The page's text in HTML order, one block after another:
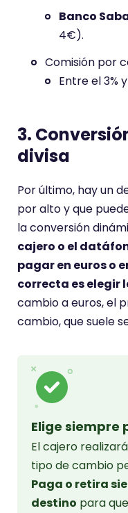
Banco
4€).
Comisión por
Entre el 3%
3.
divisa
Por último, hay un
por alto y que
la conversión
cajero o el
pagar en euros o
correcta es elegir
cambio a euros, el
cambio, que suele
Elige siempre
El cajero
tipo de cambio
Paga o retira
destino para